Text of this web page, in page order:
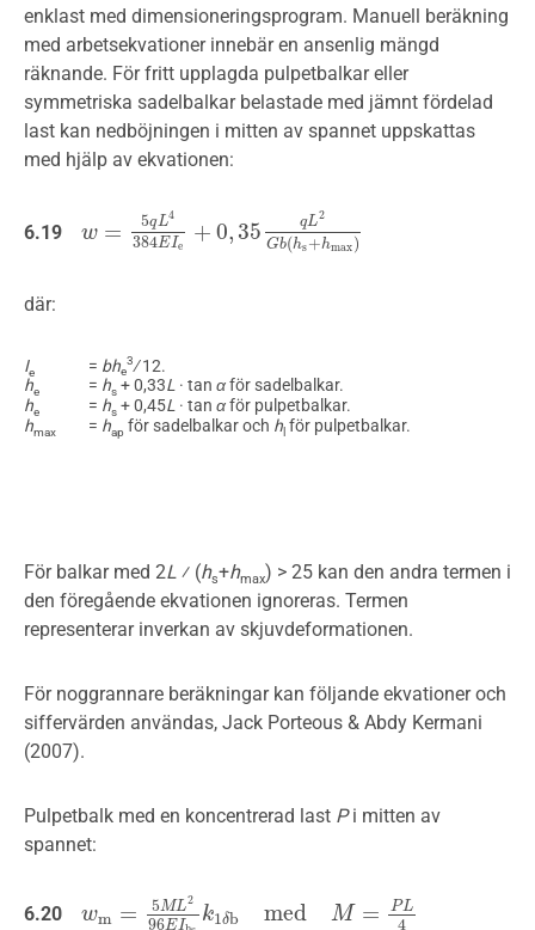
enklast med dimensioneringsprogram. Manuell beräkning
med arbetsekvationer innebär en ansenlig mängd
räknande. För fritt upplagda pulpetbalkar eller
symmetriska sadelbalkar belastade med jämnt fördelad
last kan nedböjningen i mitten av spannet uppskattas
med hjälp av ekvationen:
6.19 w = 5qL4
384EIe
+ 0, 35 qL2
Gb(hs+hmax)
w=5q L4384E Ie+0,35q L2Gb(hs+hm
där:
Ie = bhe
3 ∕ 12.
he = hs + 0,33L · tan αför sadelbalkar.
he = hs + 0,45L · tan αför pulpetbalkar.
hmax = hap för sadelbalkar och h för pulpetbalkar.
För balkar med 2L ⁄ (hs+hmax) > 25 kan den andra termen i
den föregående ekvationen ignoreras. Termen
representerar inverkan av skjuvdeformationen.
För noggrannare beräkningar kan följande ekvationer och
siffervärden användas, Jack Porteous & Abdy Kermani
(2007).
Pulpetbalk med en koncentrerad last Pi mitten av
spannet:
6.20 wm = 5ML2
96EI
k1δb med M = PL
4
wm =5ML296EIhsk bmed =PL 4